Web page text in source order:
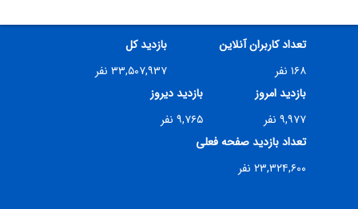
تعداد کاربران آنلاین
۱۶۸ نفر
بازدید کل
۳۳,۵۰۷,۹۳۷ نفر
بازدید امروز
۹,۹۷۷ نفر
بازدید دیروز
۹,۷۶۵ نفر
تعداد بازدید صفحه فعلی
۲۳,۳۲۴,۶۰۰ نفر